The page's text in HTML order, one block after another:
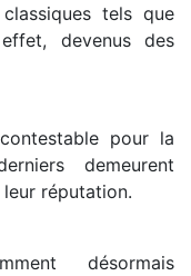
tels que
devenus des
pour la
demeurent
réputation.
désormais